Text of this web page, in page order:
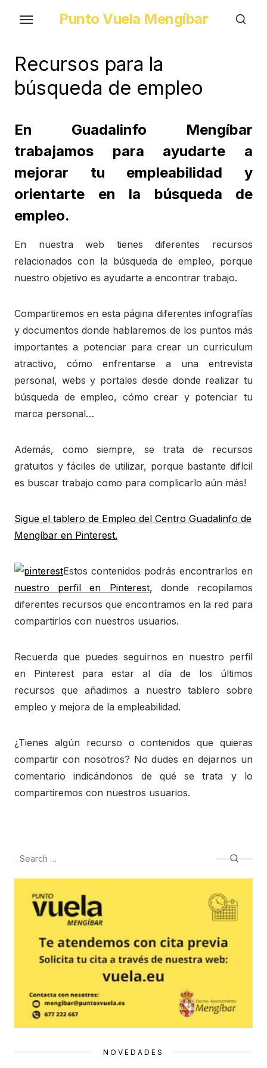
content
Punto Vuela Mengíbar
Recursos para la
búsqueda de empleo
En Guadalinfo Mengíbar
trabajamos para ayudarte a
mejorar tu empleabilidad y
orientarte en la búsqueda de
empleo.
En nuestra web tienes diferentes recursos
relacionados con la búsqueda de empleo, porque
nuestro objetivo es ayudarte a encontrar trabajo.
Compartiremos en esta página diferentes infografías
y documentos donde hablaremos de los puntos más
importantes a potenciar para crear un curriculum
atractivo, cómo enfrentarse a una entrevista
personal, webs y portales desde donde realizar tu
búsqueda de empleo, cómo crear y potenciar tu
marca personal…
Además, como siempre, se trata de recursos
gratuitos y fáciles de utilizar, porque bastante difícil
es buscar trabajo como para complicarlo aún más!
Sigue el tablero de Empleo del Centro Guadalinfo de
Mengíbar en Pinterest.
Estos contenidos podrás encontrarlos en
nuestro perfil en Pinterest, donde recopilamos
diferentes recursos que encontramos en la red para
compartirlos con nuestros usuarios.
Recuerda que puedes seguirnos en nuestro perfil
en Pinterest para estar al día de los últimos
recursos que añadimos a nuestro tablero sobre
empleo y mejora de la empleabilidad.
¿Tienes algún recurso o contenidos que quieras
compartir con nosotros? No dudes en dejarnos un
comentario indicándonos de qué se trata y lo
compartiremos con nuestros usuarios.
Search
NOVEDADES